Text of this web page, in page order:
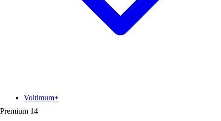
Premium 14
Voltimum+